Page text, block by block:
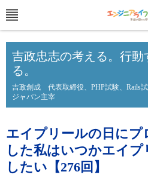
吉政忠志の考える。行動
る。
吉政創成 代表取締役、PHP試験、Rails
ジャパン主宰
エイプリールの日にプ
した私はいつかエイプ
したい【276回】